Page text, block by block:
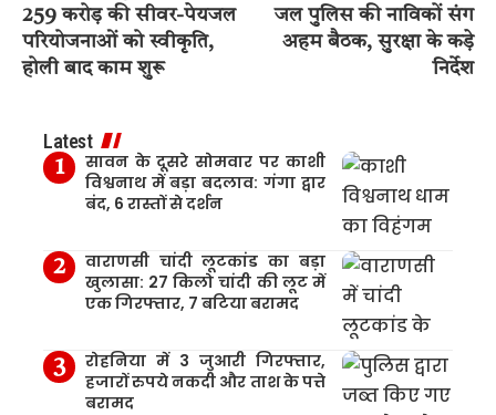
259 करोड़ की सीवर-पेयजल
परियोजनाओं को स्वीकृति,
होली बाद काम शुरू
जल पुलिस की नाविकों संग
अहम बैठक, सुरक्षा के कड़े
निर्देश
Latest
सावन के दूसरे सोमवार पर काशी
विश्वनाथ में बड़ा बदलाव: गंगा द्वार
बंद, 6 रास्तों से दर्शन
वाराणसी चांदी लूटकांड का बड़ा
खुलासा: 27 किलो चांदी की लूट में
एक गिरफ्तार, 7 बटिया बरामद
रोहनिया में 3 जुआरी गिरफ्तार,
हजारों रुपये नकदी और ताश के पत्ते
बरामद